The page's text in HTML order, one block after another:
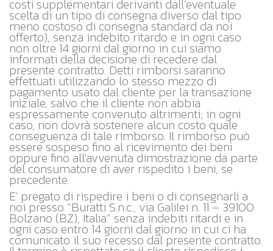
costi supplementari derivanti dall’eventuale
scelta di un tipo di consegna diverso dal tipo
meno costoso di consegna standard da noi
offerto), senza indebito ritardo e in ogni caso
non oltre 14 giorni dal giorno in cui siamo
informati della decisione di recedere dal
presente contratto. Detti rimborsi saranno
effettuati utilizzando lo stesso mezzo di
pagamento usato dal cliente per la transazione
iniziale, salvo che il cliente non abbia
espressamente convenuto altrimenti; in ogni
caso, non dovrà sostenere alcun costo quale
conseguenza di tale rimborso. Il rimborso può
essere sospeso fino al ricevimento dei beni
oppure fino all'avvenuta dimostrazione da parte
del consumatore di aver rispedito i beni, se
precedente.
E' pregato di rispedire i beni o di consegnarli a
noi presso “Buratti S.n.c., via Galilei n. 11 – 39100
Bolzano (BZ), Italia” senza indebiti ritardi e in
ogni caso entro 14 giorni dal giorno in cui ci ha
comunicato il suo recesso dal presente contratto.